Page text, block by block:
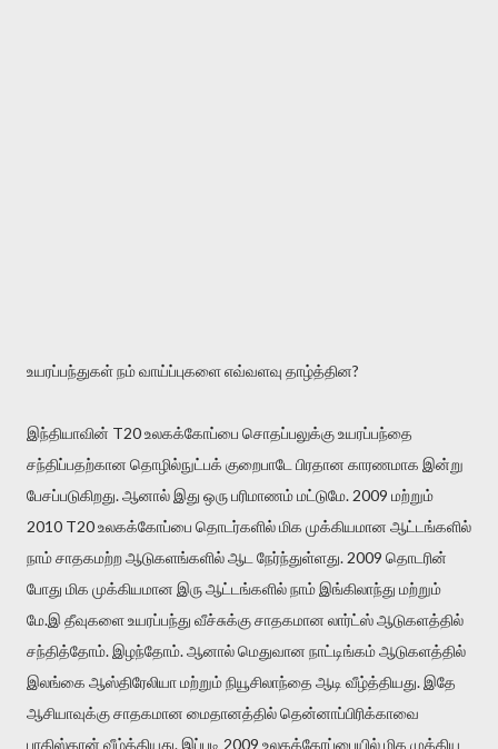
உயரப்பந்துகள் நம் வாய்ப்புகளை எவ்வளவு தாழ்த்தின?
இந்தியாவின் T20 உலகக்கோப்பை சொதப்பலுக்கு உயரப்பந்தை
சந்திப்பதற்கான தொழில்நுட்பக் குறைபாடே பிரதான காரணமாக இன்று
பேசப்படுகிறது. ஆனால் இது ஒரு பரிமாணம் மட்டுமே. 2009 மற்றும்
2010 T20 உலகக்கோப்பை தொடர்களில் மிக முக்கியமான ஆட்டங்களில்
நாம் சாதகமற்ற ஆடுகளங்களில் ஆட நேர்ந்துள்ளது. 2009 தொடரின்
போது மிக முக்கியமான இரு ஆட்டங்களில் நாம் இங்கிலாந்து மற்றும்
மே.இ தீவுகளை உயரப்பந்து வீச்சுக்கு சாதகமான லார்ட்ஸ் ஆடுகளத்தில்
சந்தித்தோம். இழந்தோம். ஆனால் மெதுவான நாட்டிங்கம் ஆடுகளத்தில்
இலங்கை ஆஸ்திரேலியா மற்றும் நியூசிலாந்தை ஆடி வீழ்த்தியது. இதே
ஆசியாவுக்கு சாதகமான மைதானத்தில் தென்னாப்பிரிக்காவை
பாகிஸ்தான் வீழ்த்தியது. இப்படி 2009 உலகக்கோப்பையில் மிக முக்கிய